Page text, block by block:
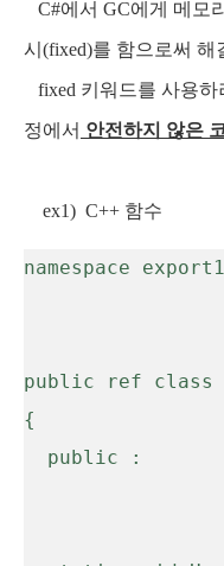
C#에서 GC에게 메모
시(fixed)를 함으로써 해
fixed 키워드를 사용하
정에서 안전하지 않은
ex1) C++ 함수
namespace
public ref class
{